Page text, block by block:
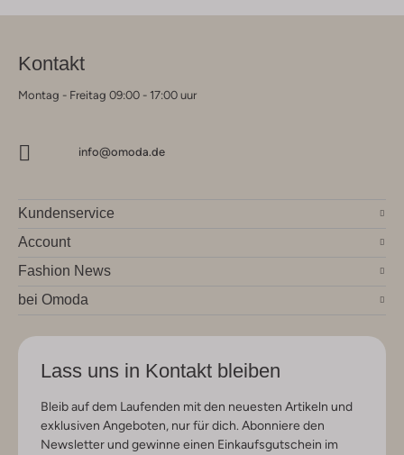
Kontakt
Montag - Freitag 09:00 - 17:00 uur
info@omoda.de
Kundenservice
Account
Fashion News
bei Omoda
Lass uns in Kontakt bleiben
Bleib auf dem Laufenden mit den neuesten Artikeln und
exklusiven Angeboten, nur für dich. Abonniere den
Newsletter und gewinne einen Einkaufsgutschein im